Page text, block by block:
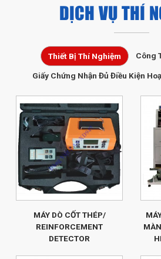
DỊCH VỤ THÍ
Thiết Bị Thí Nghiệm Công
Giấy Chứng Nhận Đủ Điều Kiện
MÁY DÒ CỐT THÉP/
REINFORCEMENT
DETECTOR